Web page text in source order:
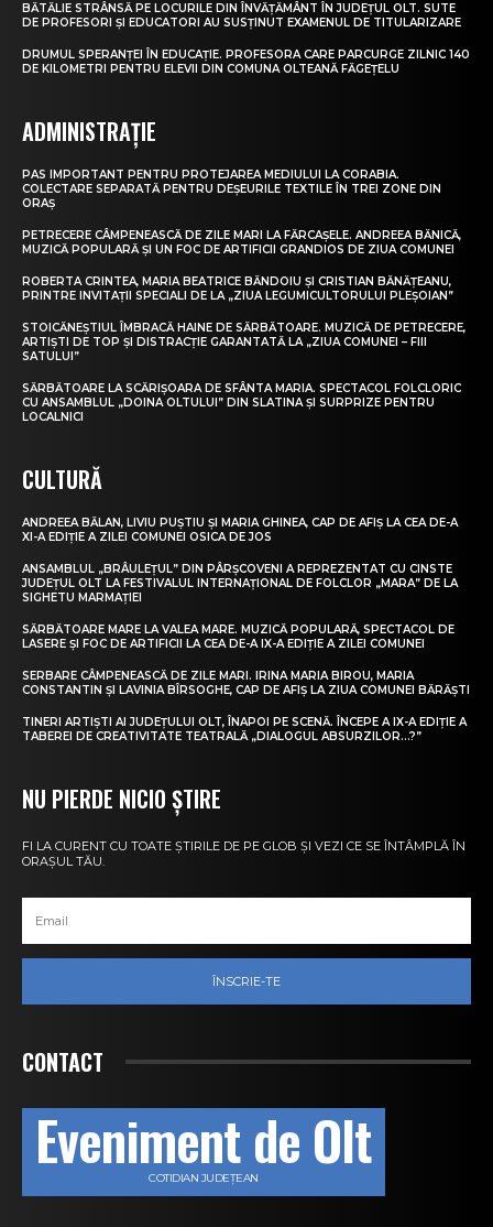
BĂTĂLIE STRÂNSĂ PE LOCURILE DIN ÎNVĂȚĂMÂNT ÎN JUDEȚUL OLT. SUTE
DE PROFESORI ȘI EDUCATORI AU SUSȚINUT EXAMENUL DE TITULARIZARE
DRUMUL SPERANȚEI ÎN EDUCAȚIE. PROFESORA CARE PARCURGE ZILNIC 140
DE KILOMETRI PENTRU ELEVII DIN COMUNA OLTEANĂ FĂGEȚELU
ADMINISTRAȚIE
PAS IMPORTANT PENTRU PROTEJAREA MEDIULUI LA CORABIA.
COLECTARE SEPARATĂ PENTRU DEȘEURILE TEXTILE ÎN TREI ZONE DIN
ORAȘ
PETRECERE CÂMPENEASCĂ DE ZILE MARI LA FĂRCAȘELE. ANDREEA BĂNICĂ,
MUZICĂ POPULARĂ ȘI UN FOC DE ARTIFICII GRANDIOS DE ZIUA COMUNEI
ROBERTA CRINTEA, MARIA BEATRICE BĂNDOIU ȘI CRISTIAN BĂNĂȚEANU,
PRINTRE INVITAȚII SPECIALI DE LA „ZIUA LEGUMICULTORULUI PLEȘOIAN”
STOICĂNEȘTIUL ÎMBRACĂ HAINE DE SĂRBĂTOARE. MUZICĂ DE PETRECERE,
ARTIȘTI DE TOP ȘI DISTRACȚIE GARANTATĂ LA „ZIUA COMUNEI – FIII
SATULUI”
SĂRBĂTOARE LA SCĂRIȘOARA DE SFÂNTA MARIA. SPECTACOL FOLCLORIC
CU ANSAMBLUL „DOINA OLTULUI” DIN SLATINA ȘI SURPRIZE PENTRU
LOCALNICI
CULTURĂ
ANDREEA BĂLAN, LIVIU PUȘTIU ȘI MARIA GHINEA, CAP DE AFIȘ LA CEA DE-A
XI-A EDIȚIE A ZILEI COMUNEI OSICA DE JOS
ANSAMBLUL „BRÂULEȚUL” DIN PÂRȘCOVENI A REPREZENTAT CU CINSTE
JUDEȚUL OLT LA FESTIVALUL INTERNAȚIONAL DE FOLCLOR „MARA” DE LA
SIGHETU MARMAȚIEI
SĂRBĂTOARE MARE LA VALEA MARE. MUZICĂ POPULARĂ, SPECTACOL DE
LASERE ȘI FOC DE ARTIFICII LA CEA DE-A IX-A EDIȚIE A ZILEI COMUNEI
SERBARE CÂMPENEASCĂ DE ZILE MARI. IRINA MARIA BIROU, MARIA
CONSTANTIN ȘI LAVINIA BÎRSOGHE, CAP DE AFIȘ LA ZIUA COMUNEI BĂRĂȘTI
TINERI ARTIȘTI AI JUDEȚULUI OLT, ÎNAPOI PE SCENĂ. ÎNCEPE A IX-A EDIȚIE A
TABEREI DE CREATIVITATE TEATRALĂ „DIALOGUL ABSURZILOR…?”
NU PIERDE NICIO ȘTIRE
FI LA CURENT CU TOATE ȘTIRILE DE PE GLOB ȘI VEZI CE SE ÎNTÂMPLĂ ÎN
ORAȘUL TĂU.
ÎNSCRIE-TE
CONTACT
Eveniment de Olt
COTIDIAN JUDEȚEAN